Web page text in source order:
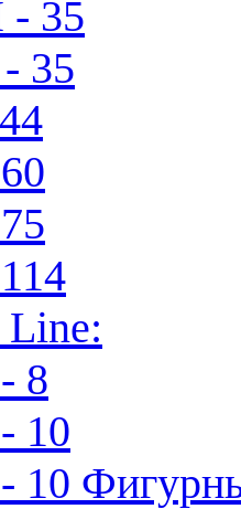
35
35
Line:
8
10
10